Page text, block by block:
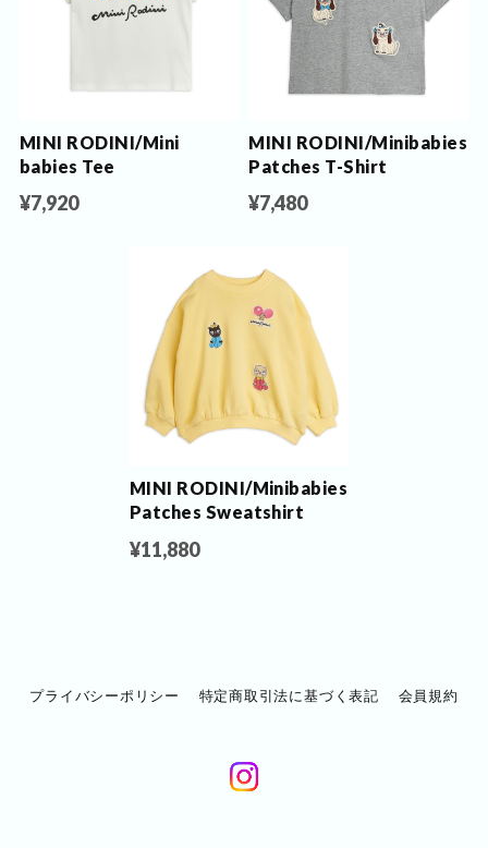
MINI RODINI/Mini
babies Tee
¥7,920
MINI RODINI/Minibabies
Patches T-Shirt
¥7,480
MINI RODINI/Minibabies
Patches Sweatshirt
¥11,880
プライバシーポリシー 特定商取引法に基づく表記 会員規約